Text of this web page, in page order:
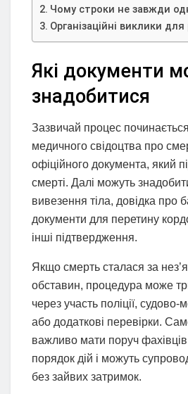
Чому строки не завжди
Організаційні виклики
Які документи
знадобитися
Зазвичай процес
медичного свідоцтва про
офіційного документа, який
смерті. Далі можуть
вивезення тіла, довідка про
документи для перетину
інші підтвердження.
Якщо смерть сталася за
обставин, процедура може
через участь поліції,
або додаткові перевірки.
важливо мати поруч
порядок дій і можуть
без зайвих затримок.